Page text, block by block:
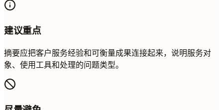
建议重点
摘要应把客户服务经验和可衡量成果连接起来，说明服务对
象、使用工具和处理的问题类型。